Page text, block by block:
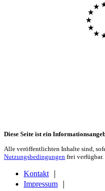
Diese Seite ist ein
Alle veröffentlichten Inhalte sind,
Nutzungsbedingungen frei verfügbar.
Kontakt
Impressum